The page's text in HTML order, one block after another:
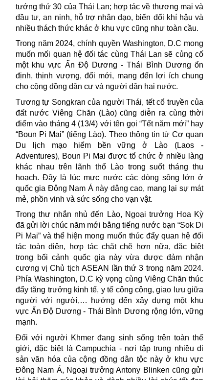
tướng thứ 30 của Thái Lan; hợp tác về thương mại và
đầu tư, an ninh, hỗ trợ nhân đạo, biến đổi khí hậu và
nhiều thách thức khác ở khu vực cũng như toàn cầu.
Trong năm 2024, chính quyền Washington, D.C mong
muốn mối quan hệ đối tác cùng Thái Lan sẽ củng cố
một khu vực Ấn Độ Dương - Thái Bình Dương ổn
định, thịnh vượng, đổi mới, mang đến lợi ích chung
cho cộng đồng dân cư và người dân hai nước.
Tương tự Songkran của người Thái, tết cổ truyền của
đất nước Viêng Chăn (Lào) cũng diễn ra cùng thời
điểm vào tháng 4 (13/4) với tên gọi “Tết năm mới” hay
“Boun Pi Mai” (tiếng Lào). Theo thông tin từ Cơ quan
Du lịch mạo hiểm bền vững ở Lào (Laos -
Adventures), Boun Pi Mai được tổ chức ở nhiều làng
khác nhau trên lãnh thổ Lào trong suốt tháng thu
hoạch. Đây là lúc mực nước các dòng sông lớn ở
quốc gia Đông Nam Á này dâng cao, mang lại sự mát
mẻ, phồn vinh và sức sống cho vạn vật.
Trong thư nhắn nhủ đến Lào, Ngoại trưởng Hoa Kỳ
đã gửi lời chúc năm mới bằng tiếng nước bạn “Sok Di
Pi Mai” và thể hiện mong muốn thúc đẩy quan hệ đối
tác toàn diện, hợp tác chặt chẽ hơn nữa, đặc biệt
trong bối cảnh quốc gia này vừa được đảm nhận
cương vị Chủ tịch ASEAN lần thứ 3 trong năm 2024.
Phía Washington, D.C kỳ vọng cùng Viêng Chăn thúc
đẩy tăng trưởng kinh tế, y tế công cộng, giao lưu giữa
người với người,… hướng đến xây dựng một khu
vực Ấn Độ Dương - Thái Bình Dương rộng lớn, vững
mạnh.
Đối với người Khmer đang sinh sống trên toàn thế
giới, đặc biệt là Campuchia - nơi tập trung nhiều di
sản văn hóa của cộng đồng dân tộc này ở khu vực
Đông Nam Á, Ngoại trưởng Antony Blinken cũng gửi